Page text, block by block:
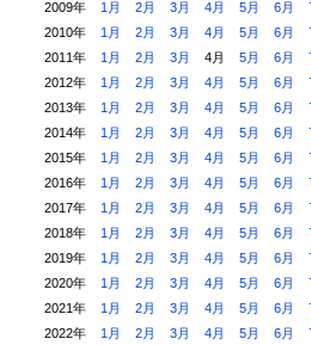
2009年 1月 2月 3月 4月 5月 6月
2010年
1月 2月 3月 4月 5月 6月
2011年
1月 2月 3月 4月 5月 6月
2012年
1月 2月 3月 4月 5月 6月
2013年
1月 2月 3月 4月 5月 6月
2014年
1月 2月 3月 4月 5月 6月
2015年
1月 2月 3月 4月 5月 6月
2016年
1月 2月 3月 4月 5月 6月
2017年
1月 2月 3月 4月 5月 6月
2018年
1月 2月 3月 4月 5月 6月
2019年
1月 2月 3月 4月 5月 6月
2020年
1月 2月 3月 4月 5月 6月
2021年
1月 2月 3月 4月 5月 6月
2022年
1月 2月 3月 4月 5月 6月